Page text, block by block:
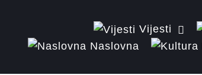
Vijesti
Naslovna